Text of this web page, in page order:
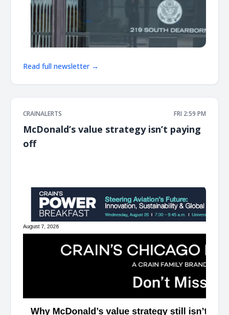
Read full newsletter →
CRAINALERTS FRI 2:59 PM
McDonald’s value strategy isn’t paying
off